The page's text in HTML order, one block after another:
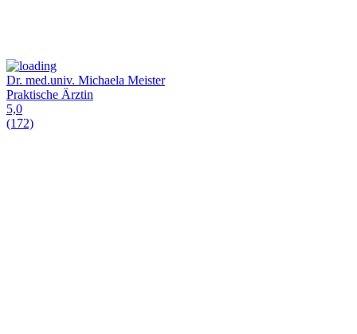
Dr. med.univ. Michaela Meister
Praktische Ärztin
5,0
(172)